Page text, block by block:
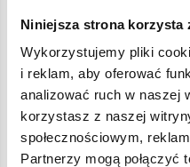
Niniejsza strona korzysta
Wykorzystujemy pliki
i reklam, aby oferować
analizować ruch w naszej
korzystasz z naszej
społecznościowym,
Partnerzy mogą połączyć
Zobacz